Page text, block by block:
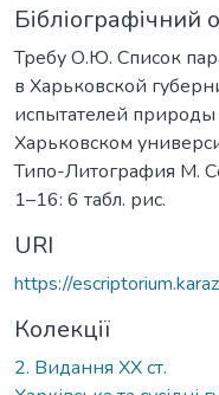
Бібліографічний
Требу О.Ю. Список
в Харьковской
испытателей
Харьковском
Типо-Литография М.
1–16: 6 табл. рис.
URI
https://
Колекції
2. Видання ХХ ст.